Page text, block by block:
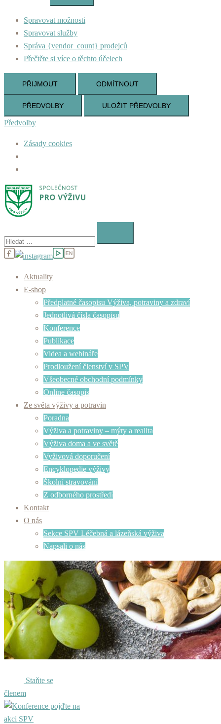
Spravovat možnosti
Spravovat služby
Správa {vendor_count} prodejců
Přečtěte si více o těchto účelech
PŘIJMOUT ODMÍTNOUT
PŘEDVOLBY ULOŽIT PŘEDVOLBY
Předvolby
Zásady cookies
Skip
to
content
Aktuality
E-shop
Předplatné časopisu Výživa, potraviny a zdraví
Jednotlivá čísla časopisu
Konference
Publikace
Videa a webináře
Prodloužení členství v SPV
Všeobecné obchodní podmínky
Online časopis
Ze světa výživy a potravin
Poradna
Výživa a potraviny – mýty a realita
Výživa doma a ve světě
Vyživová doporučení
Encyklopedie výživy
Školní stravování
Z odborného prostředí
Kontakt
O nás
Sekce SPV Léčebná a lázeňská výživa
Napsali o nás
Staňte se
členem
pojďte na
akci SPV